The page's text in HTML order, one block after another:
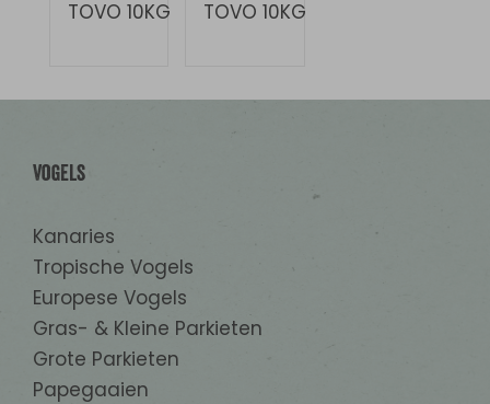
Vogels
Kanaries
Tropische Vogels
Europese Vogels
Gras- & Kleine Parkieten
Grote Parkieten
Papegaaien